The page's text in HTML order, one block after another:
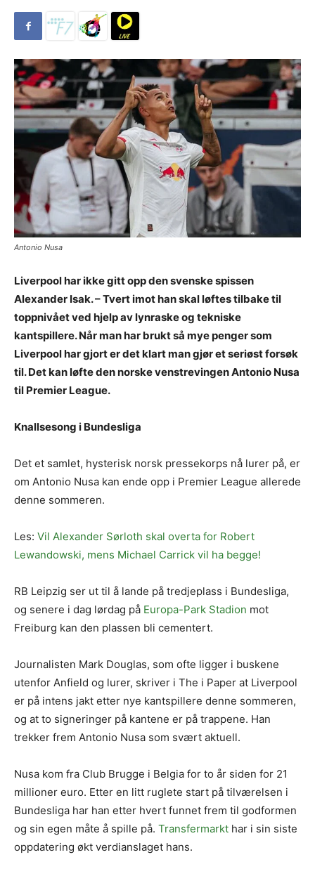
Antonio Nusa
Liverpool har ikke gitt opp den svenske spissen
Alexander Isak. – Tvert imot han skal løftes tilbake til
toppnivået ved hjelp av lynraske og tekniske
kantspillere. Når man har brukt så mye penger som
Liverpool har gjort er det klart man gjør et seriøst forsøk
til. Det kan løfte den norske venstrevingen Antonio Nusa
til Premier League.
Knallsesong i Bundesliga
Det et samlet, hysterisk norsk pressekorps nå lurer på, er
om Antonio Nusa kan ende opp i Premier League allerede
denne sommeren.
Les: Vil Alexander Sørloth skal overta for Robert
Lewandowski, mens Michael Carrick vil ha begge!
RB Leipzig ser ut til å lande på tredjeplass i Bundesliga,
og senere i dag lørdag på Europa-Park Stadion mot
Freiburg kan den plassen bli cementert.
Journalisten Mark Douglas, som ofte ligger i buskene
utenfor Anfield og lurer, skriver i The i Paper at Liverpool
er på intens jakt etter nye kantspillere denne sommeren,
og at to signeringer på kantene er på trappene. Han
trekker frem Antonio Nusa som svært aktuell.
Nusa kom fra Club Brugge i Belgia for to år siden for 21
millioner euro. Etter en litt ruglete start på tilværelsen i
Bundesliga har han etter hvert funnet frem til godformen
og sin egen måte å spille på. Transfermarkt har i sin siste
oppdatering økt verdianslaget hans.